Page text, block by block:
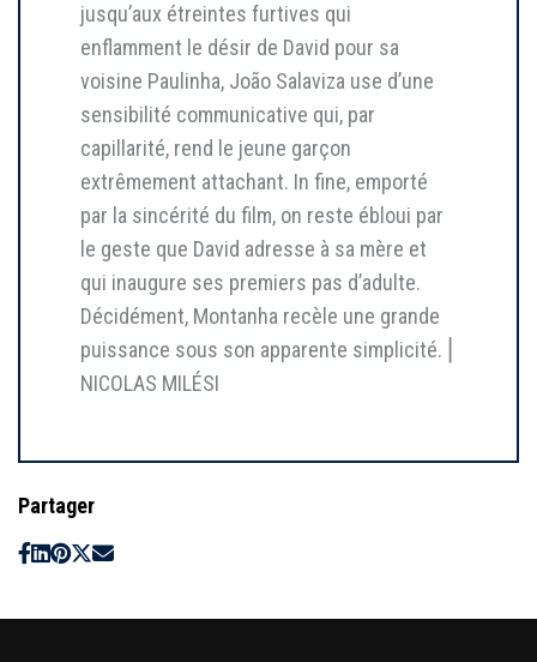
jusqu’aux étreintes furtives qui
enflamment le désir de David pour sa
voisine Paulinha, João Salaviza use d’une
sensibilité communicative qui, par
capillarité, rend le jeune garçon
extrêmement attachant. In fine, emporté
par la sincérité du film, on reste ébloui par
le geste que David adresse à sa mère et
qui inaugure ses premiers pas d’adulte.
Décidément, Montanha recèle une grande
puissance sous son apparente simplicité.⎥
NICOLAS MILÉSI
Partager